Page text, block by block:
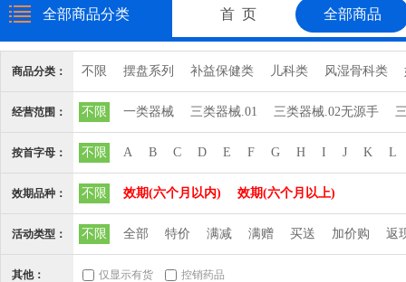
首 页 全部商品
全部商品分类
商品分类： 不限 摆盘系列 补益保健类 儿科类 风湿骨科类
消毒品 日化用品 普通食品 粉剂系列 精致饮片
心脑血管血液系统
经营范围： 不限 一类器械 三类器械.01 三类器械.02无源手
三类器械.10输血、 三类器械.12 三类器械.13无源植
三类器械.6810矫 三类器械.6813计 三类器械.6815注
三类器械.6827中 三类器械.6832医 三类器械.6834医
三类器械.6864医 三类器械.6865医
按首字母： 不限 A B C D E F G H I J K L
效期品种： 不限 效期(六个月以内) 效期(六个月以上)
活动类型： 不限 全部 特价 满减 满赠 买送 加价购 返
其他： 仅显示有货 控销药品